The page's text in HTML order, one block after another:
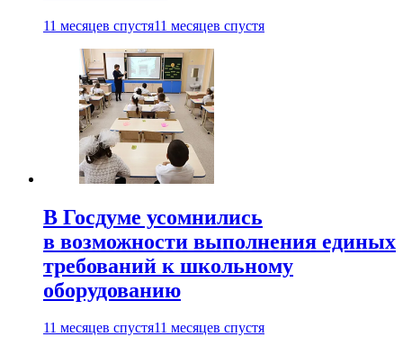
11 месяцев спустя11 месяцев спустя
В Госдуме усомнились
в возможности выполнения единых
требований к школьному
оборудованию
11 месяцев спустя11 месяцев спустя